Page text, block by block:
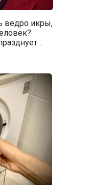
ведро икры,